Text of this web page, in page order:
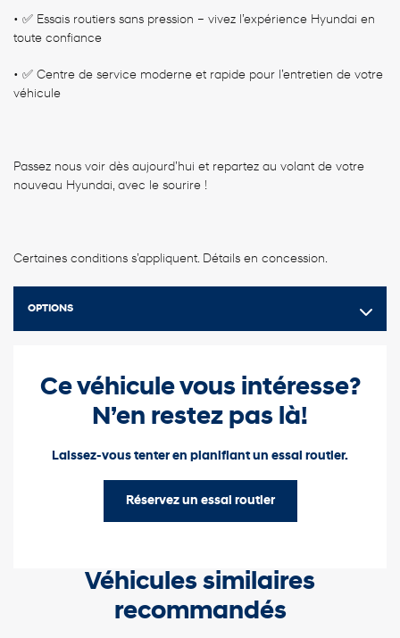
• ✅ Essais routiers sans pression – vivez l’expérience Hyundai en
toute confiance
• ✅ Centre de service moderne et rapide pour l’entretien de votre
véhicule
Passez nous voir dès aujourd’hui et repartez au volant de votre
nouveau Hyundai, avec le sourire !
Certaines conditions s’appliquent. Détails en concession.
OPTIONS
Ce véhicule vous intéresse?
N’en restez pas là!
Laissez-vous tenter en planifiant un essai routier.
Réservez un essai routier
Véhicules similaires
recommandés